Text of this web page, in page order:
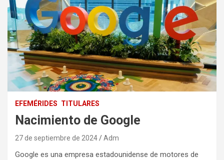
EFEMÉRIDES TITULARES
Nacimiento de Google
27 de septiembre de 2024 Adm
Google es una empresa estadounidense de motores de